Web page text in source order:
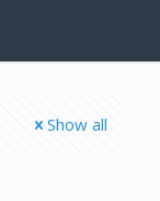
Show all